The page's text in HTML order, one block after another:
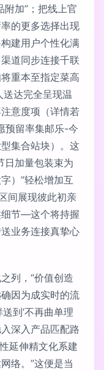
附加”；把线上官
的更多选择出现
建用户个性化满
道同步连接千联
重本至指定菜高
达完全呈现温
意度项（详情若
预留率集邮乐-今
集合站块）。这
日加量包装束为
）”轻松增加互
间展现彼此初亲
细节—这个将持握
业务连接真挚心
列，“价值创造
因为成实时的流
到’不再曲单理
深入产品匹配路
延伸精文化系建
络。”这便是当